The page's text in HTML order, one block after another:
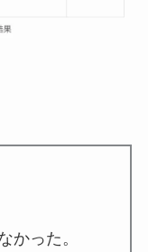
かった。